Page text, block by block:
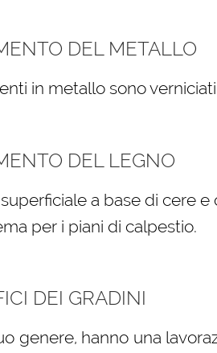
DEL METALLO
in metallo sono
DEL LEGNO
a base di cere e
per i piani di calpestio.
DEI GRADINI
genere, hanno una